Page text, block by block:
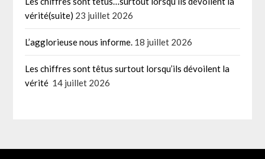
vérité(suite) 23 juillet 2026
L’agglorieuse nous informe. 18 juillet 2026
Les chiffres sont têtus surtout lorsqu’ils dévoilent la
vérité 14 juillet 2026